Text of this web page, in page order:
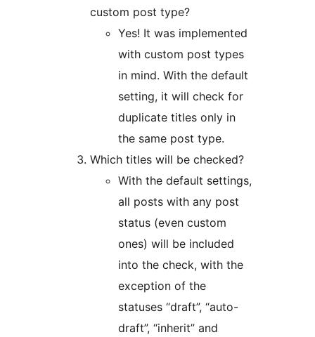
custom post type?
Yes! It was implemented
with custom post types
in mind. With the default
setting, it will check for
duplicate titles only in
the same post type.
Which titles will be checked?
With the default settings,
all posts with any post
status (even custom
ones) will be included
into the check, with the
exception of the
statuses “draft”, “auto-
draft”, “inherit” and